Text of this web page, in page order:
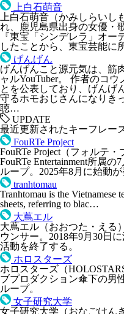
上白石萌音
上白石萌音（かみしらいし
れ、鹿児島県出身の女優・
『東宝「シンデレラ」オ
したことから、東宝芸能に
げんげん
げんげんこと源元気は、筋
ャルYouTuber。 作者のコ
とを公表しており、げんげ
守るホモおじさんになりき
聴…
UPDATE
最近更新されたキーフレー
FouRTe Project
FouRTe Project（フォルテ
FouRTe Entertainment所属
ループ。2025年8月に始動
tranhtomau
Tranhtomau is the Vietnamese
sheets, referring to blac…
大蔦エル
大蔦エル（おおつた・える
ウンサー。2018年9月30日
活動を終了する。
ホロスターズ
ホロスターズ（
ブプロダクション傘下の男
ループ。
女子研究大学
女子研究大学（おなごけん